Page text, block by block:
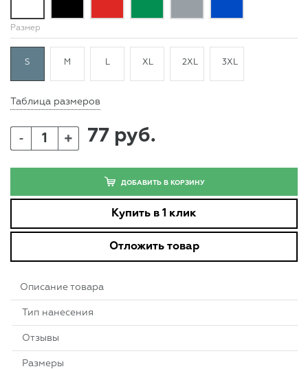
Размер
S M L XL 2XL 3XL
Таблица размеров
- + 77 руб.
ДОБАВИТЬ В КОРЗИНУ
Купить в 1 клик
Отложить товар
Описание товара
Тип нанесения
Отзывы
Размеры